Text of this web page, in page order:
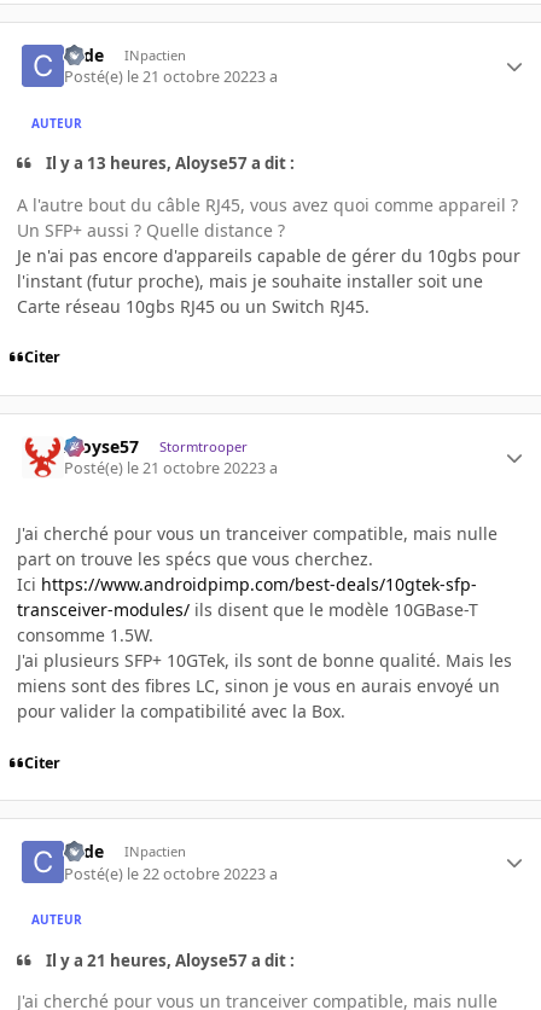
code INpactien
Posté(e) le 21 octobre 20223 a
AUTEUR
Il y a 13 heures, Aloyse57 a dit :
A l'autre bout du câble RJ45, vous avez quoi comme appareil ?
Un SFP+ aussi ? Quelle distance ?
Je n'ai pas encore d'appareils capable de gérer du 10gbs pour
l'instant (futur proche), mais je souhaite installer soit une
Carte réseau 10gbs RJ45 ou un Switch RJ45.
Citer
Aloyse57 Stormtrooper
Posté(e) le 21 octobre 20223 a
J'ai cherché pour vous un tranceiver compatible, mais nulle
part on trouve les spécs que vous cherchez.
Ici https://www.androidpimp.com/best-deals/10gtek-sfp-
transceiver-modules/ ils disent que le modèle 10GBase-T
consomme 1.5W.
J'ai plusieurs SFP+ 10GTek, ils sont de bonne qualité. Mais les
miens sont des fibres LC, sinon je vous en aurais envoyé un
pour valider la compatibilité avec la Box.
Citer
code INpactien
Posté(e) le 22 octobre 20223 a
AUTEUR
Il y a 21 heures, Aloyse57 a dit :
J'ai cherché pour vous un tranceiver compatible, mais nulle